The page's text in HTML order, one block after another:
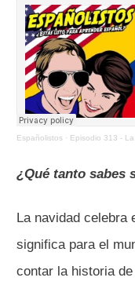
Españolistos · Episodio 313 - La
¿Qué tanto sabes
La navidad celebra
significa para el
contar la historia